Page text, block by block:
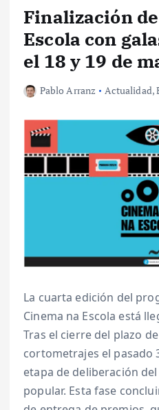
Finalización
Escola con
el 18 y 19 de
Pablo Arranz Actualidad,
La cuarta edición del
Cinema na Escola está
Tras el cierre del plazo
cortometrajes el pasado
etapa de deliberación
popular. Esta fase